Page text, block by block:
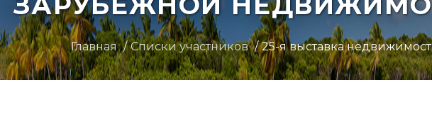
Главная Списки участников 25-я выставка